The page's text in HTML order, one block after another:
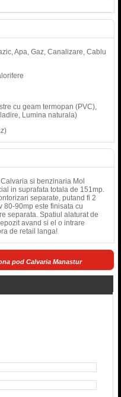
Apa, Gaz, Canalizare, Cablu
cu geam termopan (PVC),
Lumina naturala)
si benzinaria Mol
in suprafata totala de 151mp.
separate, putand fi 2
80-90mp este finisata cu
separata. Spatiul alaturat de
avand si el o intrare
de retail langa!
pod Calvaria Manastur